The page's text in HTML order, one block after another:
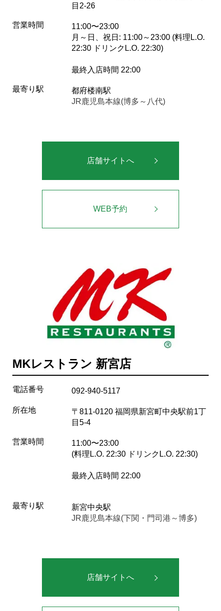
目2-26
営業時間
11:00〜23:00
月～日、祝日: 11:00～23:00 (料理L.O.
22:30 ドリンクL.O. 22:30)
最終入店時間 22:00
最寄り駅
都府楼南駅
JR鹿児島本線(博多～八代)
店舗サイトへ
WEB予約
MKレストラン 新宮店
電話番号 092-940-5117
所在地
〒811-0120 福岡県新宮町中央駅前1丁
目5-4
営業時間
11:00〜23:00
(料理L.O. 22:30 ドリンクL.O. 22:30)
最終入店時間 22:00
最寄り駅
新宮中央駅
JR鹿児島本線(下関・門司港～博多)
店舗サイトへ